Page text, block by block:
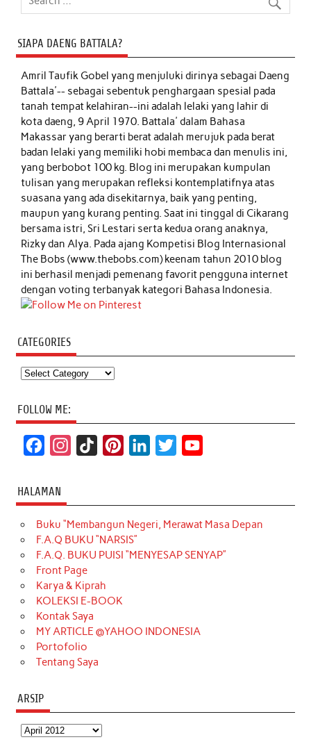
SIAPA DAENG BATTALA?
Amril Taufik Gobelyang menjuluki dirinya sebagai Daeng
Battala'-- sebagai sebentuk penghargaan spesial pada
tanah tempat kelahiran--ini adalah lelaki yang lahir di
kota daeng, 9 April 1970. Battala' dalam Bahasa
Makassar yang berarti berat adalah merujuk pada berat
badan lelaki yang memiliki hobi membaca dan menulis ini,
yang berbobot 100 kg. Blog ini merupakan kumpulan
tulisan yang merupakan refleksi kontemplatifnya atas
suasana yang ada disekitarnya, baik yang penting,
maupun yang kurang penting. Saat ini tinggal di Cikarang
bersama istri, Sri Lestari serta kedua orang anaknya,
Rizky dan Alya. Pada ajang Kompetisi Blog Internasional
The Bobs (www.thebobs.com) keenam tahun 2010 blog
ini berhasil menjadi pemenang favorit pengguna internet
dengan voting terbanyak kategori Bahasa Indonesia.
CATEGORIES
Categories
FOLLOW ME:
c
e
b
o
o
k
t
a
g
r
a
m
T
o
k
t
e
r
k
e
d
t
t
e
T
u
b
HALAMAN
Buku “Membangun Negeri, Merawat Masa Depan
F.A.Q BUKU “NARSIS”
F.A.Q. BUKU PUISI “MENYESAP SENYAP”
Front Page
Karya & Kiprah
KOLEKSI E-BOOK
Kontak Saya
MY ARTICLE @YAHOO INDONESIA
Portofolio
Tentang Saya
ARSIP
Arsip